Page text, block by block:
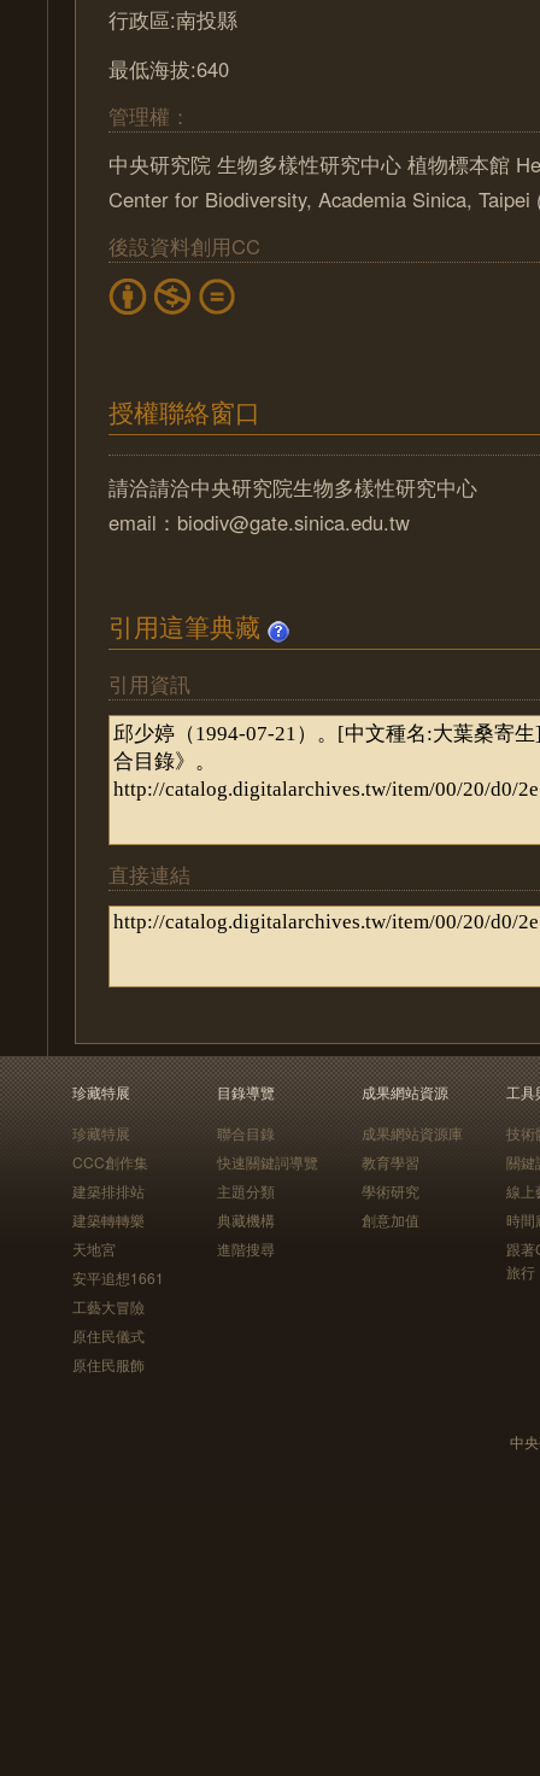
行政區:南投縣
最低海拔:640
管理權：
中央研究院 生物多樣性研究中心 植物標本館
Center for Biodiversity, Academia Sinica, Taipei
後設資料創用CC
授權聯絡窗口
請洽請洽中央研究院生物多樣性研究中心
email：biodiv@gate.sinica.edu.tw
引用這筆典藏
引用資訊
直接連結
珍藏特展
珍藏特展
CCC創作集
建築排排站
建築轉轉樂
天地宮
安平追想1661
工藝大冒險
原住民儀式
原住民服飾
目錄導覽
聯合目錄
快速關鍵詞導覽
主題分類
典藏機構
進階搜尋
成果網站資源
成果網站資源庫
教育學習
學術研究
創意加值
工具
技術
關鍵
線上
時間
跟
旅行
中